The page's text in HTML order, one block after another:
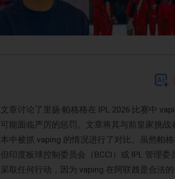
文章讨论了里扬·帕格格在 IPL 2026 比赛中
可能面临严厉的惩罚。文章将其与前皇家挑战
本中被抓 vaping 的情况进行了对比。虽然帕
但印度板球控制委员会（BCCI）或 IPL 管理
采取任何行动，因为 vaping 在阿联酋是合法